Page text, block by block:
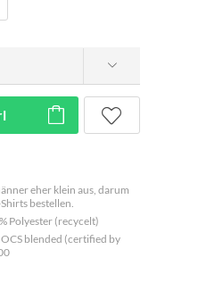
eher klein aus, darum
bestellen.
Polyester (recycelt)
blended (certified by